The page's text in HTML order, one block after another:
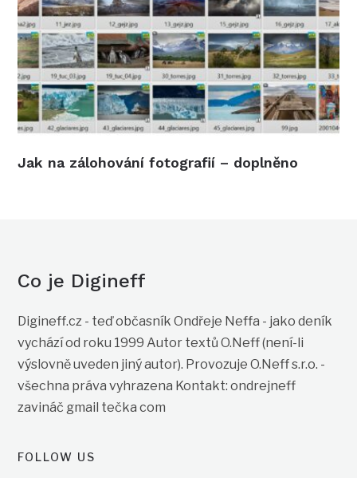
Jak na zálohování fotografií – doplněno
Co je Digineff
Digineff.cz - teď občasník Ondřeje Neffa - jako deník
vychází od roku 1999 Autor textů O.Neff (není-li
výslovně uveden jiný autor). Provozuje O.Neff s.r.o. -
všechna práva vyhrazena Kontakt: ondrejneff
zavináč gmail tečka com
FOLLOW US